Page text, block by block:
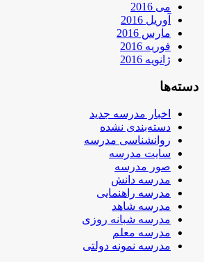
می 2016
آوریل 2016
مارس 2016
فوریه 2016
ژانویه 2016
دسته‌ها
اخبار مدرسه جدید
دسته‌بندی نشده
روانشناسی مدرسه
سایت مدرسه
صور مدرسه
مدرسه دانش
مدرسه راهنمایی
مدرسه شاهد
مدرسه شبانه روزی
مدرسه معلم
مدرسه نمونه دولتی